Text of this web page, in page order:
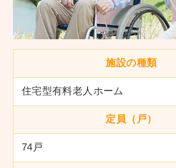
施設の種類
住宅型有料老人ホーム
定員（戸）
74戸